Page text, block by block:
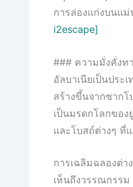
การล่องแก่งบนแ
i2escape]
### ความมั่งคั่งท
อัลบาเนียเป็นปร
สร้างขึ้นจากซาก
เป็นมรดกโลกของ
และโบสถ์ต่างๆ ที่
การเฉลิมฉลองต่
เห็นถึงวรรณกรร